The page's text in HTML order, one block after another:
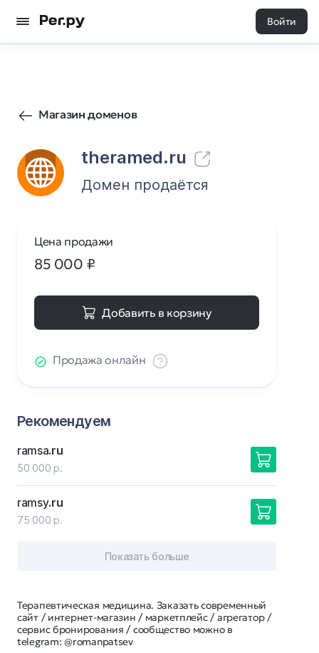
Войти
Магазин доменов
theramed.ru
87 0
Домен продаётся
Терапевтическая медицина. Заказать современный
сайт / интернет-магазин / маркетплейс / агрегатор /
сервис бронирования / сообщество можно в
telegram: @romanpatsev
Цена продажи
85 000 ₽
Добавить в корзину
Продажа онлайн
Рекомендуем
ramsa.ru
50 000 р.
ramsy.ru
75 000 р.
Показать больше